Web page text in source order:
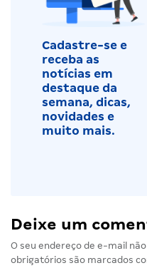
Cadastre-se e
receba as
notícias em
destaque da
semana, dicas,
novidades e
muito mais.
Deixe um
O seu endereço de e-mail
obrigatórios são marcados